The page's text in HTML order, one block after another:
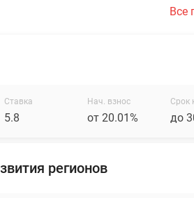
Все
Ставка
5.8
Нач. взнос
от 20.01%
Срок
до
регионов